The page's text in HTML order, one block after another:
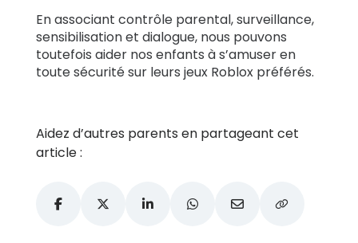
En associant contrôle parental, surveillance,
sensibilisation et dialogue, nous pouvons
toutefois aider nos enfants à s’amuser en
toute sécurité sur leurs jeux Roblox préférés.
Aidez d’autres parents en partageant cet
article :